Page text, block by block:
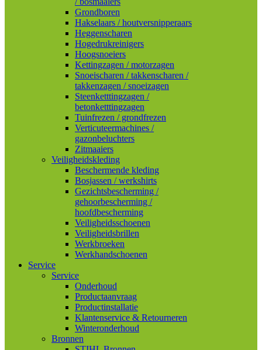
Grondboren
Hakselaars / houtversnipperaars
Heggenscharen
Hogedrukreinigers
Hoogsnoeiers
Kettingzagen / motorzagen
Snoeischaren / takkenscharen /
takkenzagen / snoeizagen
Steenketttingzagen /
betonketttingzagen
Tuinfrezen / grondfrezen
Verticuteermachines /
gazonbeluchters
Zitmaaiers
Veiligheidskleding
Beschermende kleding
Bosjassen / werkshirts
Gezichtsbescherming /
gehoorbescherming /
hoofdbescherming
Veiligheidsschoenen
Veiligheidsbrillen
Werkbroeken
Werkhandschoenen
Service
Service
Onderhoud
Productaanvraag
Productinstallatie
Klantenservice & Retourneren
Winteronderhoud
Bronnen